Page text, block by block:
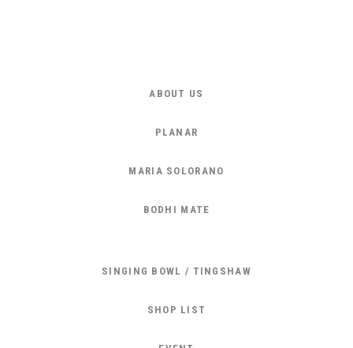
ABOUT US
PLANAR
MARIA SOLORANO
BODHI MATE
SINGING BOWL / TINGSHAW
SHOP LIST